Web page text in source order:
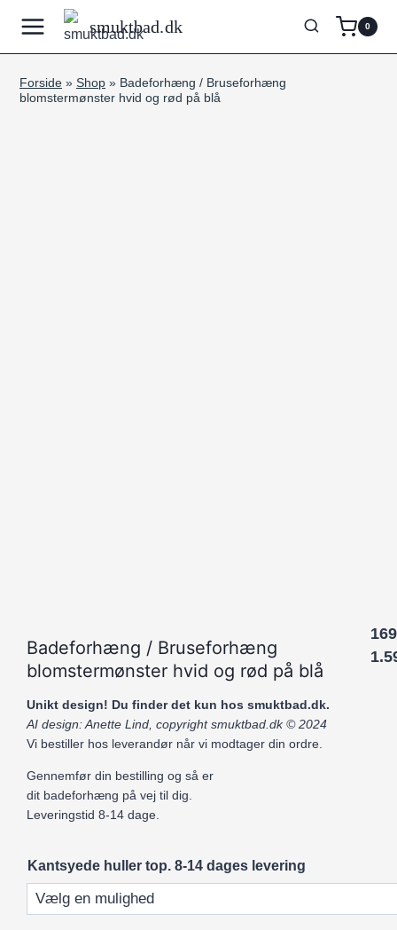
indhold
smuktbad.dk 0
Forside » Shop » Badeforhæng / Bruseforhæng
blomstermønster hvid og rød på blå
Badeforhæng / Bruseforhæng
blomstermønster hvid og rød på blå
Unikt design! Du finder det kun hos smuktbad.dk.
AI design: Anette Lind, copyright smuktbad.dk © 2024
Vi bestiller hos leverandør når vi modtager din ordre.
Gennemfør din bestilling og så er
dit badeforhæng på vej til dig.
Leveringstid 8-14 dage.
Kantsyede huller top. 8-14 dages levering